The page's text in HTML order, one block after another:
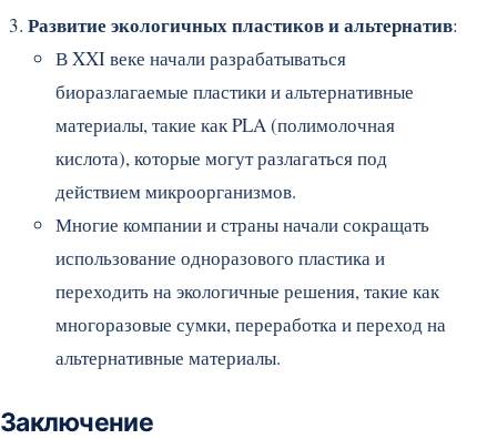
Развитие экологичных пластиков и альтернатив:
В XXI веке начали разрабатываться
биоразлагаемые пластики и альтернативные
материалы, такие как PLA (полимолочная
кислота), которые могут разлагаться под
действием микроорганизмов.
Многие компании и страны начали сокращать
использование одноразового пластика и
переходить на экологичные решения, такие как
многоразовые сумки, переработка и переход на
альтернативные материалы.
Заключение